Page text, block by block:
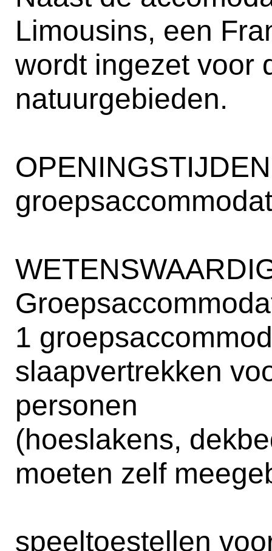
Limousins, een
wordt ingezet voor
natuurgebieden.
1
slaapvertrekken
personen
(hoeslakens,
moeten zelf
speeltoestellen